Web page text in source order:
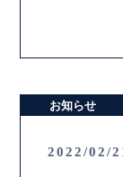
お知らせ
2022/02/